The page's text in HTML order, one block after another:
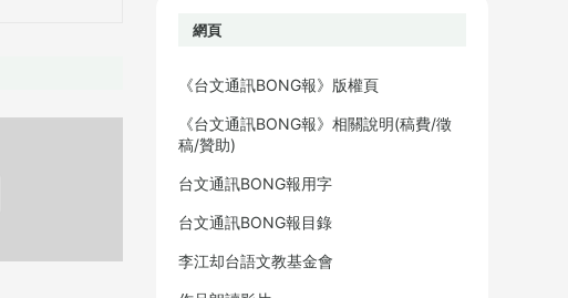
網頁
《台文通訊BONG報》版權頁
《台文通訊BONG報》相關說明(稿費/徵
稿/贊助)
台文通訊BONG報用字
台文通訊BONG報目錄
李江却台語文教基金會